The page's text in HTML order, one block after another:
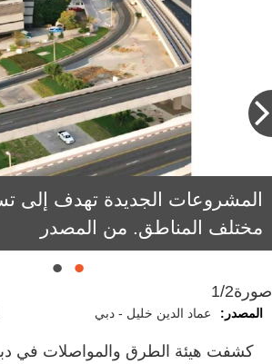
المشروعات الجديدة تهدف إلى
مختلف المناطق. من المصدر
صورة1/2
المصدر: عماد الدين خليل - دبي
كشفت هيئة الطرق والمواصلات في